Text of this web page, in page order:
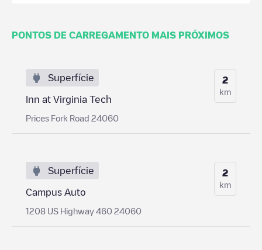
PONTOS DE CARREGAMENTO MAIS PRÓXIMOS
Superfície
Inn at Virginia Tech
Prices Fork Road 24060
2
km
Superfície
Campus Auto
1208 US Highway 460 24060
2
km